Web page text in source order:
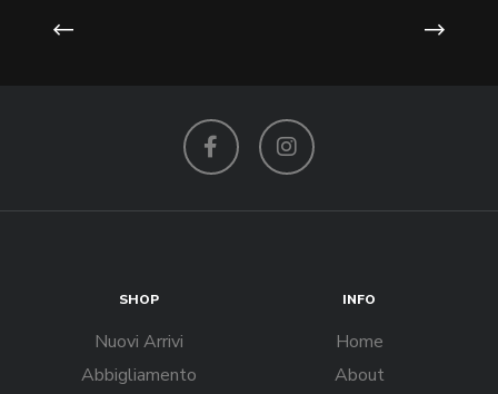
SHOP
Nuovi Arrivi
Abbigliamento
INFO
Home
About